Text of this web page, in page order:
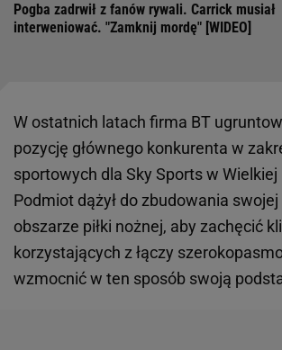
Pogba zadrwił z fanów rywali. Carrick musiał
interweniować. "Zamknij mordę" [WIDEO]
W ostatnich latach firma BT
pozycję głównego konkurenta w
sportowych dla Sky Sports w Wielkiej
Podmiot dążył do zbudowania
obszarze piłki nożnej, aby zachęcić
korzystających z łączy
wzmocnić w ten sposób swoją